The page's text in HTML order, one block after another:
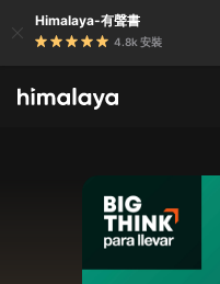
Himalaya-有聲書
4.8k 安裝